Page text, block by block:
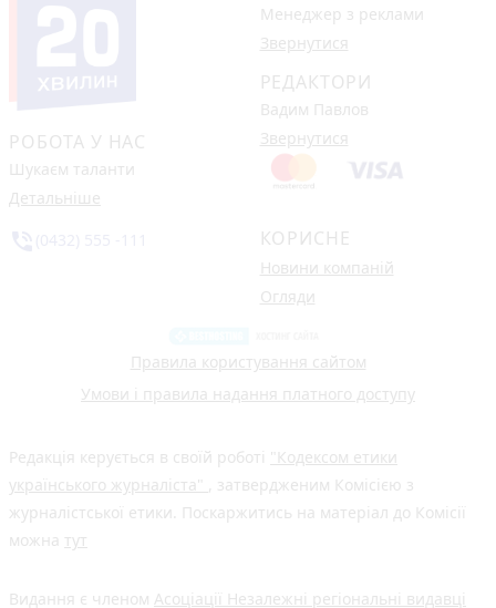
РОБОТА У НАС
Шукаєм таланти
Детальніше
Менеджер з реклами
Звернутися
РЕДАКТОРИ
Вадим Павлов
Звернутися
КОРИСНЕ
Новини компаній
Огляди
Правила користування сайтом
Умови і правила надання платного доступу
Редакція керується в своїй роботі "Кодексом етики
українського журналіста" , затвердженим Комісією з
журналістської етики. Поскаржитись на матеріал до Комісії
можна тут
Видання є членом Асоціації Незалежні регіональні видавці